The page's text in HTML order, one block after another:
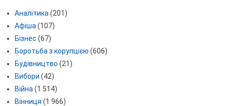
Аналітика (201)
Афіша (107)
Бізнес (67)
Боротьба з корупцією (606)
Будівництво (21)
Вибори (42)
Війна (1 514)
Вінниця (1 966)